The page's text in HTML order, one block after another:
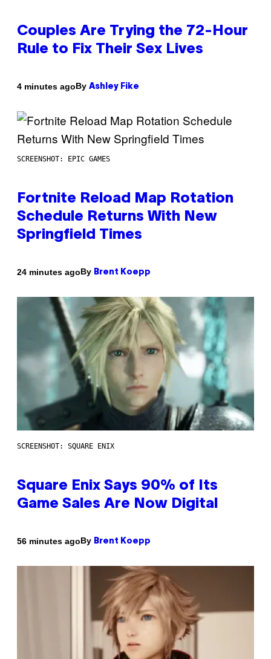
Couples Are Trying the 72-Hour
Rule to Fix Their Sex Lives
4 minutes agoBy Ashley Fike
SCREENSHOT: EPIC GAMES
Fortnite Reload Map Rotation
Schedule Returns With New
Springfield Times
24 minutes agoBy Brent Koepp
SCREENSHOT: SQUARE ENIX
Square Enix Says 90% of Its
Game Sales Are Now Digital
56 minutes agoBy Brent Koepp